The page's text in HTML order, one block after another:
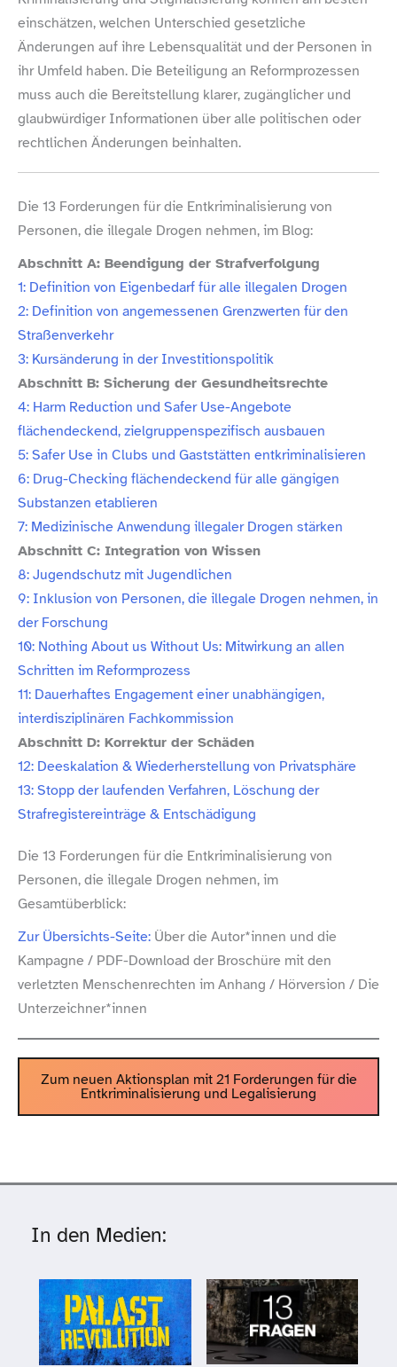
einschätzen, welchen Unterschied gesetzliche
Änderungen auf ihre Lebensqualität und der Personen in
ihr Umfeld haben. Die Beteiligung an Reformprozessen
muss auch die Bereitstellung klarer, zugänglicher und
glaubwürdiger Informationen über alle politischen oder
rechtlichen Änderungen beinhalten.
Die 13 Forderungen für die Entkriminalisierung von
Personen, die illegale Drogen nehmen, im Blog:
Abschnitt A: Beendigung der Strafverfolgung
1: Definition von Eigenbedarf für alle illegalen Drogen
2: Definition von angemessenen Grenzwerten für den
Straßenverkehr
3: Kursänderung in der Investitionspolitik
Abschnitt B: Sicherung der Gesundheitsrechte
4: Harm Reduction und Safer Use-​Angebote
flächendeckend, zielgruppenspezifisch ausbauen
5: Safer Use in Clubs und Gaststätten entkriminalisieren
6: Drug-​Checking flächendeckend für alle gängigen
Substanzen etablieren
7: Medizinische Anwendung illegaler Drogen stärken
Abschnitt C: Integration von Wissen
8: Jugendschutz mit Jugendlichen
9: Inklusion von Personen, die illegale Drogen nehmen, in
der Forschung
10: Nothing About us Without Us: Mitwirkung an allen
Schritten im Reformprozess
11: Dauerhaftes Engagement einer unabhängigen,
interdisziplinären Fachkommission
Abschnitt D: Korrektur der Schäden
12: Deeskalation & Wiederherstellung von Privatsphäre
13: Stopp der laufenden Verfahren, Löschung der
Strafregistereinträge & Entschädigung
Die 13 Forderungen für die Entkriminalisierung von
Personen, die illegale Drogen nehmen, im
Gesamtüberblick:
Zur Übersichts-​Seite: Über die Autor*innen und die
Kampagne /​ PDF-​Download der Broschüre mit den
verletzten Menschenrechten im Anhang /​ Hörversion /​ Die
Unterzeichner*innen
Zum neuen Aktionsplan mit 21 Forderungen für die
Entkriminalisierung und Legalisierung
In den Medien: